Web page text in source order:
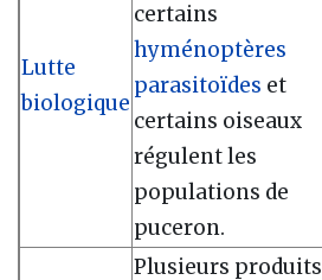
Lutte
biologique
certains
hyménoptères
parasitoïdes et
certains oiseaux
régulent les
populations de
puceron.
Plusieurs produits